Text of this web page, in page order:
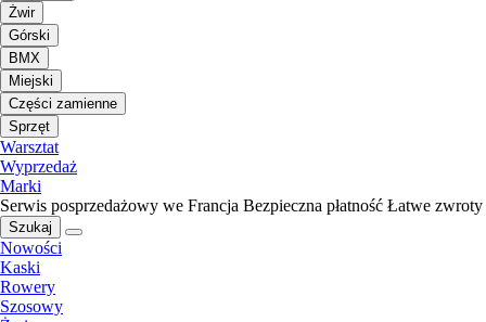
Żwir
Górski
BMX
Miejski
Części zamienne
Sprzęt
Warsztat
Wyprzedaż
Marki
Serwis posprzedażowy we Francja Bezpieczna płatność Łatwe zwroty
Szukaj
Nowości
Kaski
Rowery
Szosowy